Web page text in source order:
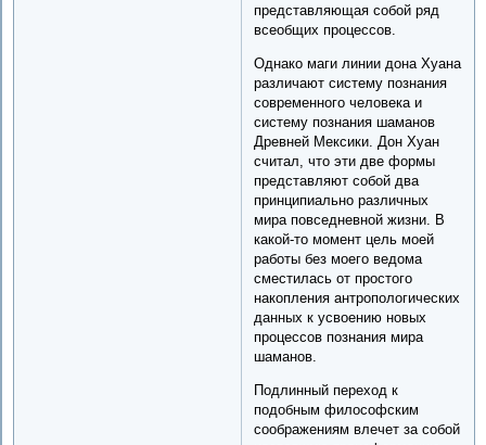
представляющая собой ряд
всеобщих процессов.
Однако маги линии дона Хуана
различают систему познания
современного человека и
систему познания шаманов
Древней Мексики. Дон Хуан
считал, что эти две формы
представляют собой два
принципиально различных
мира повседневной жизни. В
какой-то момент цель моей
работы без моего ведома
сместилась от простого
накопления антропологических
данных к усвоению новых
процессов познания мира
шаманов.
Подлинный переход к
подобным философским
соображениям влечет за собой